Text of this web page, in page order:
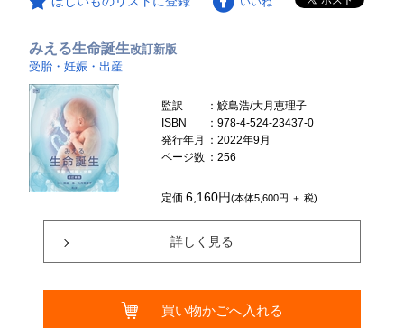
みえる生命誕生改訂新版
受胎・妊娠・出産
監訳
：鮫島浩/大月恵理子
ISBN
：978-4-524-23437-0
発行年月
：2022年9月
ページ数 ：256
定価6,160円(本体5,600円 ＋ 税)
詳しく見る
買い物かごへ入れる